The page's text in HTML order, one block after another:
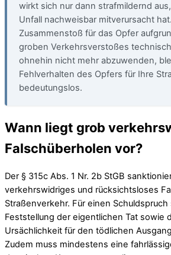
wirkt sich nur dann strafmildernd
Unfall nachweisbar mitverursacht
Zusammenstoß für das Opfer
groben Verkehrsverstoßes
ohnehin nicht mehr abzuwenden,
Fehlverhalten des Opfers für Ihre
bedeutungslos.
Wann liegt grob
Falschüberholen vor?
Der § 315c Abs. 1 Nr. 2b StGB
verkehrswidriges und rücksichtsloses
Straßenverkehr. Für einen
Feststellung der eigentlichen Tat sowie
Ursächlichkeit für den tödlichen
Zudem muss mindestens eine